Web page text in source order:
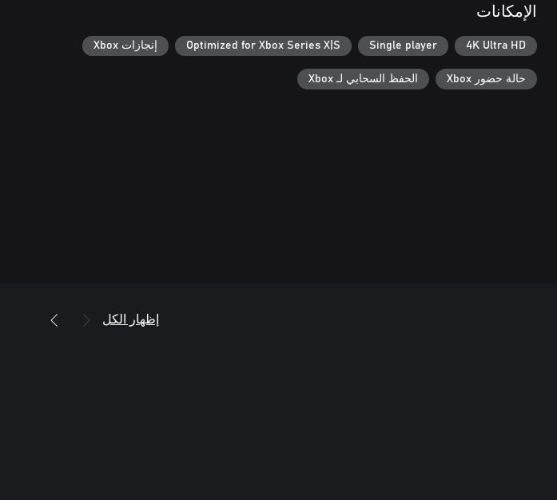
الإمكانات
4K Ultra HD
Single player
Optimized for Xbox Series X|S إنجازات Xbox
حالة حضور Xbox الحفظ السحابي لـ Xbox
إظهار الكل